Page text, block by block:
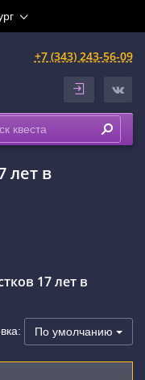
+7 (343) 243-56-09
лет в
17 лет в
По умолчанию